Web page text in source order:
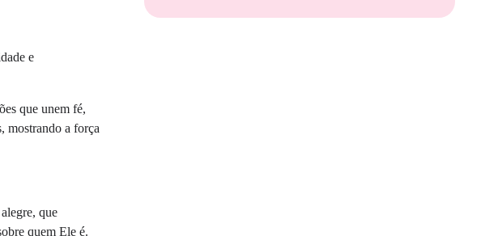
e
que unem fé,
mostrando a força
que
quem Ele é.